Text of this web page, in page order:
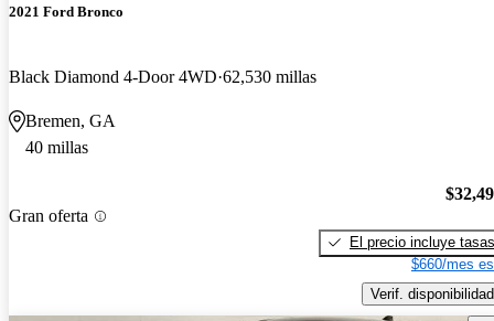
2021 Ford Bronco
Black Diamond 4-Door 4WD 62,530 millas
Bremen, GA
40 millas
Gran oferta
El precio incluye tasas
$660/mes
Verif. disponibilidad